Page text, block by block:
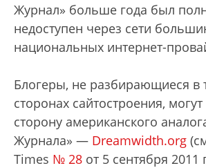
Журнал» больше года был
недоступен через сети
национальных интернет-
Блогеры, не разбирающиеся в
сторонах сайтостроения, могут
сторону американского
Журнала» — Dreamwidth.org
Times № 28 от 5 сентября 2011